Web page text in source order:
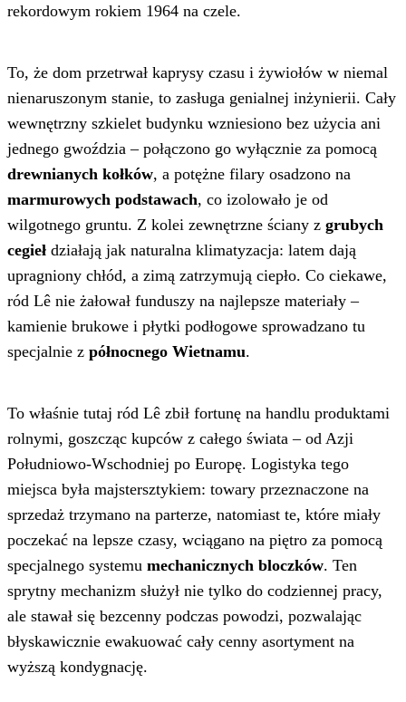
rekordowym rokiem 1964 na czele.
To, że dom przetrwał kaprysy czasu i żywiołów w niemal
nienaruszonym stanie, to zasługa genialnej inżynierii. Cały
wewnętrzny szkielet budynku wzniesiono bez użycia ani
jednego gwoździa – połączono go wyłącznie za pomocą
drewnianych kołków, a potężne filary osadzono na
marmurowych podstawach, co izolowało je od
wilgotnego gruntu. Z kolei zewnętrzne ściany z grubych
cegieł działają jak naturalna klimatyzacja: latem dają
upragniony chłód, a zimą zatrzymują ciepło. Co ciekawe,
ród Lê nie żałował funduszy na najlepsze materiały –
kamienie brukowe i płytki podłogowe sprowadzano tu
specjalnie z północnego Wietnamu.
To właśnie tutaj ród Lê zbił fortunę na handlu produktami
rolnymi, goszcząc kupców z całego świata – od Azji
Południowo-Wschodniej po Europę. Logistyka tego
miejsca była majstersztykiem: towary przeznaczone na
sprzedaż trzymano na parterze, natomiast te, które miały
poczekać na lepsze czasy, wciągano na piętro za pomocą
specjalnego systemu mechanicznych bloczków. Ten
sprytny mechanizm służył nie tylko do codziennej pracy,
ale stawał się bezcenny podczas powodzi, pozwalając
błyskawicznie ewakuować cały cenny asortyment na
wyższą kondygnację.